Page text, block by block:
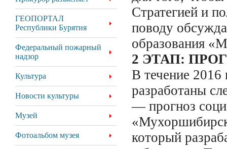
ГЕОПОРТАЛ
Республики Бурятия
Федеральный пожарный
надзор
Культура
Новости культуры
Музей
Фотоальбом музея
Стратегией и
поводу
образования
2 ЭТАП:
В течение
разработаны
— прогноз
который